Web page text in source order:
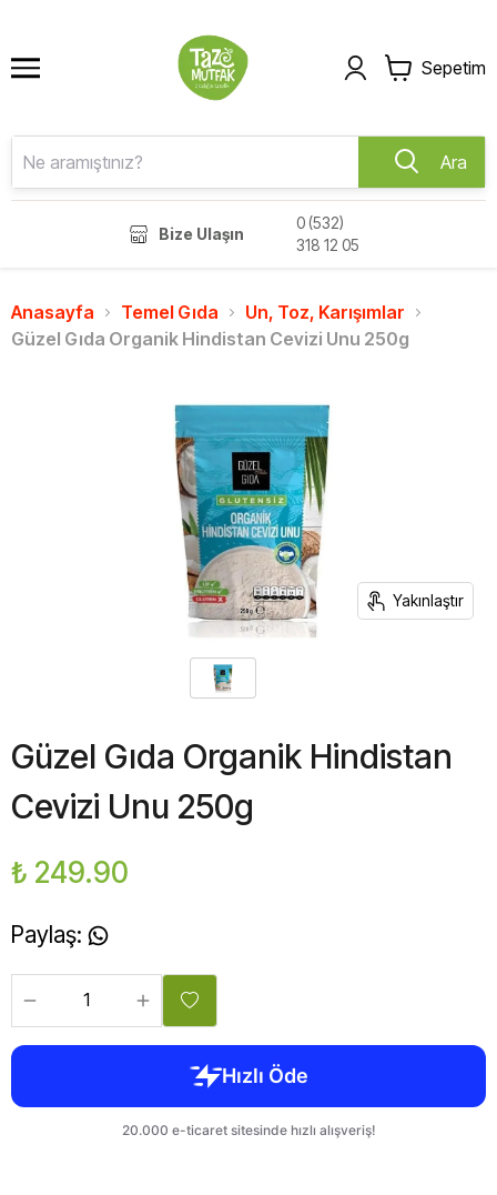
Sepetim
Ara
Bize Ulaşın
0 (532)
318 12 05
Anasayfa Temel Gıda
Un, Toz, Karışımlar
Güzel Gıda Organik Hindistan Cevizi Unu 250g
Yakınlaştır
Güzel Gıda Organik Hindistan
Cevizi Unu 250g
₺ 249.90
Paylaş: